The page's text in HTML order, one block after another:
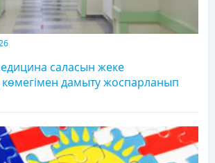
саласын жеке
көмегімен дамыту жоспарланып